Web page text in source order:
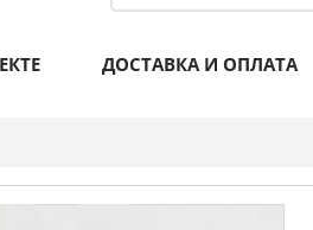
ДОСТАВКА И ОПЛАТА